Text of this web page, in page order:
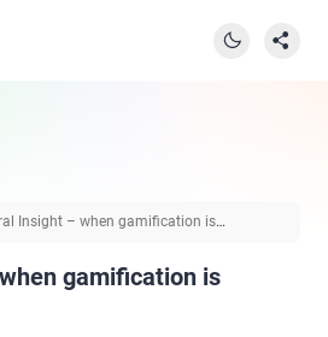
Insight – when gamification is
gamification is